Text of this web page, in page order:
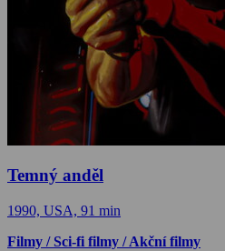
Temný anděl
1990, USA, 91 min
Filmy / Sci-fi filmy / Akční filmy